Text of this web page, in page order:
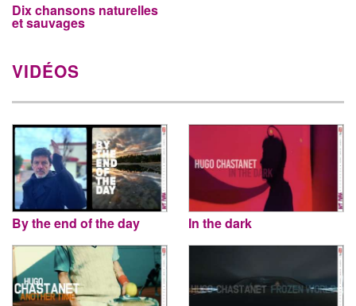
Dix chansons naturelles
et sauvages
VIDÉOS
By the end of the day In the dark